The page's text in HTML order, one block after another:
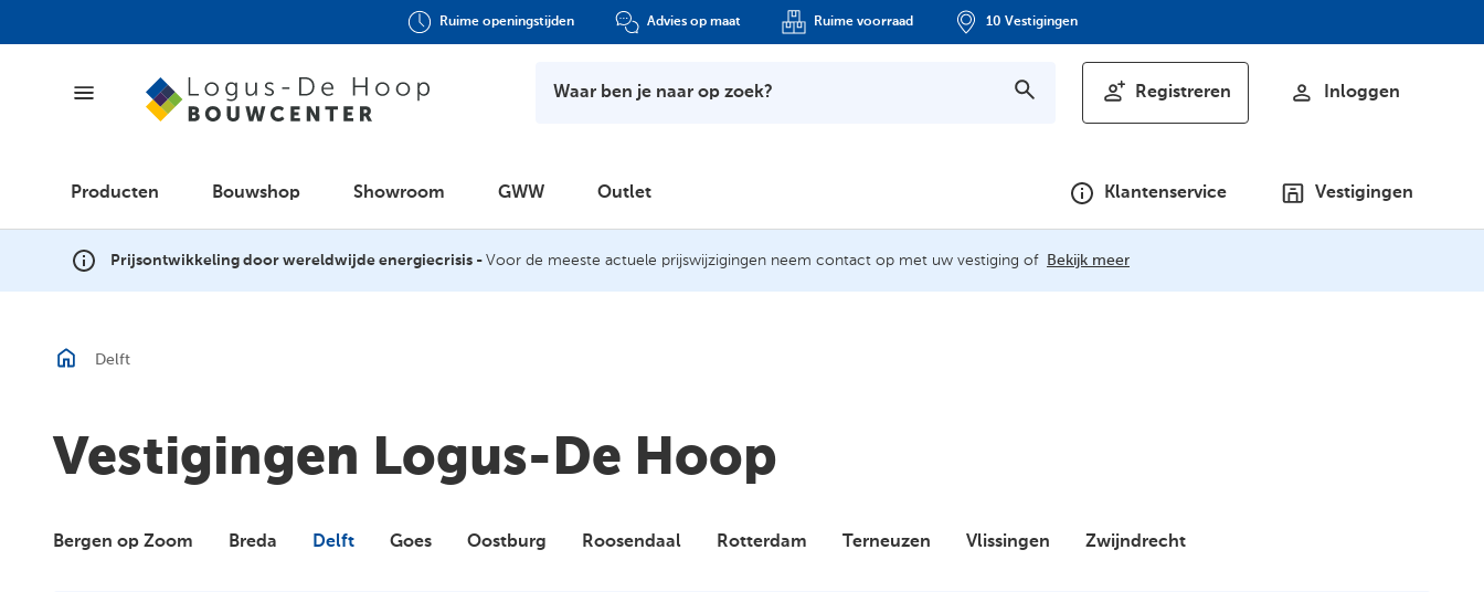
Ruime openingstijden Advies op maat Ruime voorraad 10 Vestigingen
Waar ben je naar op zoek? Registreren Inloggen
Producten Bouwshop Showroom GWW Outlet Klantenservice Vestigingen
Prijsontwikkeling door wereldwijde energiecrisis - Voor de meeste actuele prijswijzigingen neem contact op met uw vestiging of Bekijk meer
Producten
Bouwshop
Delft
Vestigingen Logus-De Hoop
Bergen op Zoom Breda Delft Goes Oostburg Roosendaal Rotterdam Terneuzen Vlissingen Zwijndrecht